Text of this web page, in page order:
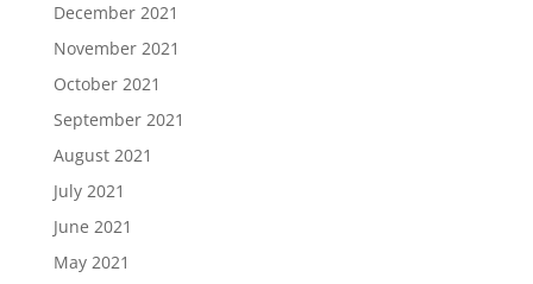
December 2021
November 2021
October 2021
September 2021
August 2021
July 2021
June 2021
May 2021